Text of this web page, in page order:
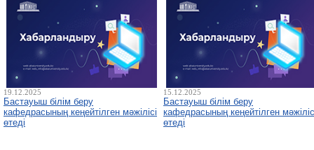
19.12.2025
Бастауыш білім беру
кафедрасының кеңейтілген мәжілісі
өтеді
15.12.2025
Бастауыш білім беру
кафедрасының кеңейтілген
өтеді